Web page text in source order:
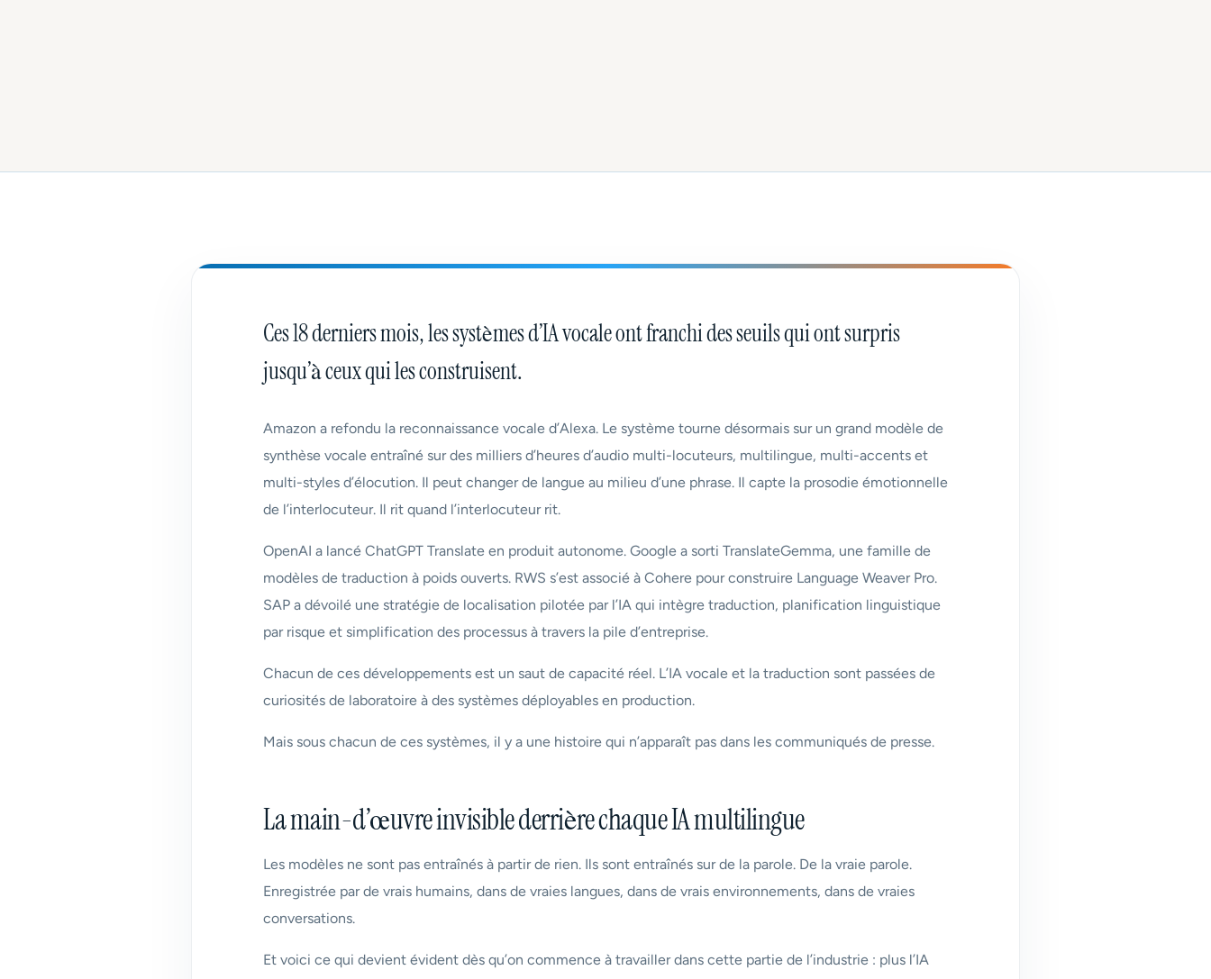
Ces 18 derniers mois, les systèmes d’IA vocale ont franchi des seuils qui ont surpris
jusqu’à ceux qui les construisent.
Amazon a refondu la reconnaissance vocale d’Alexa. Le système tourne désormais sur un grand modèle de
synthèse vocale entraîné sur des milliers d’heures d’audio multi-locuteurs, multilingue, multi-accents et
multi-styles d’élocution. Il peut changer de langue au milieu d’une phrase. Il capte la prosodie émotionnelle
de l’interlocuteur. Il rit quand l’interlocuteur rit.
OpenAI a lancé ChatGPT Translate en produit autonome. Google a sorti TranslateGemma, une famille de
modèles de traduction à poids ouverts. RWS s’est associé à Cohere pour construire Language Weaver Pro.
SAP a dévoilé une stratégie de localisation pilotée par l’IA qui intègre traduction, planification linguistique
par risque et simplification des processus à travers la pile d’entreprise.
Chacun de ces développements est un saut de capacité réel. L’IA vocale et la traduction sont passées de
curiosités de laboratoire à des systèmes déployables en production.
Mais sous chacun de ces systèmes, il y a une histoire qui n’apparaît pas dans les communiqués de presse.
La main-d’œuvre invisible derrière chaque IA multilingue
Les modèles ne sont pas entraînés à partir de rien. Ils sont entraînés sur de la parole. De la vraie parole.
Enregistrée par de vrais humains, dans de vraies langues, dans de vrais environnements, dans de vraies
conversations.
Et voici ce qui devient évident dès qu’on commence à travailler dans cette partie de l’industrie : plus l’IA